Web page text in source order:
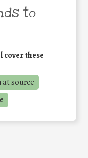
to
cover these
source